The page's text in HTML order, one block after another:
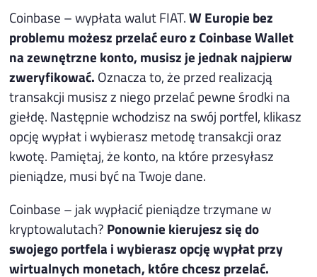
Coinbase – wypłata walut FIAT.W Europie bez
problemu możesz przelać euro z Coinbase Wallet
na zewnętrzne konto, musisz je jednak najpierw
zweryfikować. Oznacza to, że przed realizacją
transakcji musisz z niego przelać pewne środki na
giełdę. Następnie wchodzisz na swój portfel, klikasz
opcję wypłat i wybierasz metodę transakcji oraz
kwotę. Pamiętaj, że konto, na które przesyłasz
pieniądze, musi być na Twoje dane.
Coinbase – jak wypłacić pieniądze trzymane w
kryptowalutach? Ponownie kierujesz się do
swojego portfela i wybierasz opcję wypłat przy
wirtualnych monetach, które chcesz przelać.